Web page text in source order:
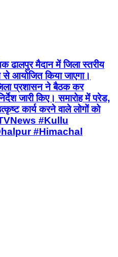
ढालपुर मैदान में जिला स्तरीय
से आयोजित किया जाएगा।
प्रशासन ने बैठक कर
जारी किए। समारोह में परेड,
कार्य करने वाले लोगों को
#Kullu
#Himachal